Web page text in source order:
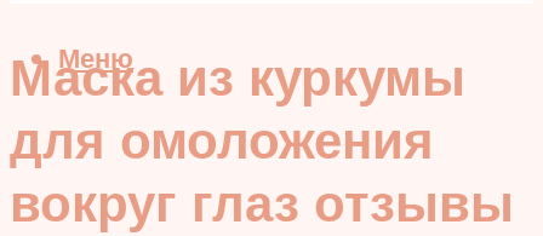
Меню
Маска из куркумы
для омоложения
вокруг глаз отзывы